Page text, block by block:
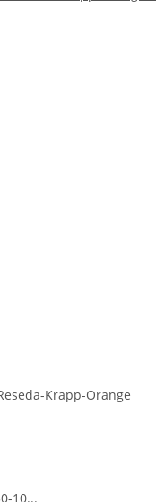
Krapp-Orange